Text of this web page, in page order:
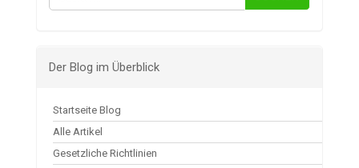
Der Blog im Überblick
Startseite Blog
Alle Artikel
Gesetzliche Richtlinien